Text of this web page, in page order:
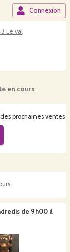
Connexion
Le val
prochaines ventes
en cours
de 9h00 à